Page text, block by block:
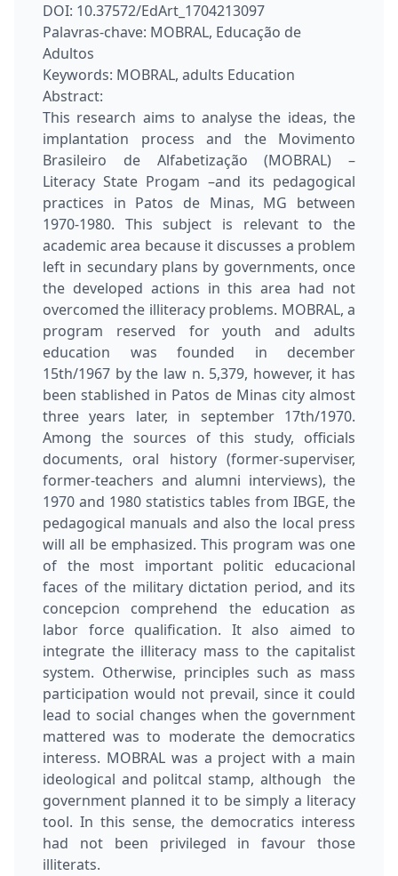
DOI: 10.37572/EdArt_1704213097
Palavras-chave: MOBRAL, Educação de
Adultos
Keywords: MOBRAL, adults Education
Abstract:
This research aims to analyse the ideas, the
implantation process and the Movimento
Brasileiro de Alfabetização (MOBRAL) –
Literacy State Progam –and its pedagogical
practices in Patos de Minas, MG between
1970-1980. This subject is relevant to the
academic area because it discusses a problem
left in secundary plans by governments, once
the developed actions in this area had not
overcomed the illiteracy problems. MOBRAL, a
program reserved for youth and adults
education was founded in december
15th/1967 by the law n. 5,379, however, it has
been stablished in Patos de Minas city almost
three years later, in september 17th/1970.
Among the sources of this study, officials
documents, oral history (former-superviser,
former-teachers and alumni interviews), the
1970 and 1980 statistics tables from IBGE, the
pedagogical manuals and also the local press
will all be emphasized. This program was one
of the most important politic educacional
faces of the military dictation period, and its
concepcion comprehend the education as
labor force qualification. It also aimed to
integrate the illiteracy mass to the capitalist
system. Otherwise, principles such as mass
participation would not prevail, since it could
lead to social changes when the government
mattered was to moderate the democratics
interess. MOBRAL was a project with a main
ideological and politcal stamp, although the
government planned it to be simply a literacy
tool. In this sense, the democratics interess
had not been privileged in favour those
illiterats.